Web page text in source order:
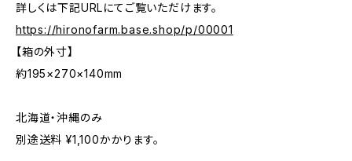
詳しくは下記URLにてご覧いただけます。
https://hironofarm.base.shop/p/00001
【箱の外寸】
約195×270×140mm
北海道・沖縄のみ
別途送料 ¥1,100かかります。